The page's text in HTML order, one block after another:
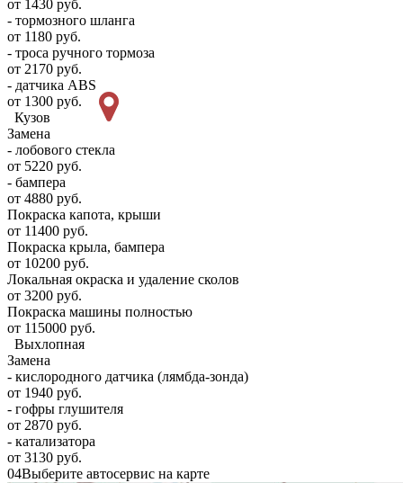
от 1430 руб.
- тормозного шланга
от 1180 руб.
- троса ручного тормоза
от 2170 руб.
- датчика ABS
от 1300 руб.
Кузов
Замена
- лобового стекла
от 5220 руб.
- бампера
от 4880 руб.
Покраска капота, крыши
от 11400 руб.
Покраска крыла, бампера
от 10200 руб.
Локальная окраска и удаление сколов
от 3200 руб.
Покраска машины полностью
от 115000 руб.
Выхлопная
Замена
- кислородного датчика (лямбда-зонда)
от 1940 руб.
- гофры глушителя
от 2870 руб.
- катализатора
от 3130 руб.
04Выберите автосервис на карте